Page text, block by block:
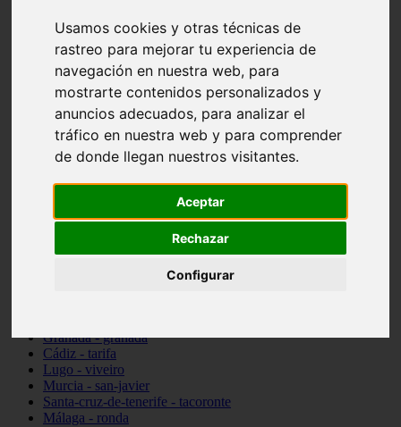
Usamos cookies y otras técnicas de
rastreo para mejorar tu experiencia de
navegación en nuestra web, para
mostrarte contenidos personalizados y
anuncios adecuados, para analizar el
tráfico en nuestra web y para comprender
de donde llegan nuestros visitantes.
Aceptar
Rechazar
Configurar
Madrid - pozuelo-de-alarcón
Teruel - sarrión
Cádiz - algodonales
Illes-balears - inca
Madrid - madrid
Málaga - torremolinos
Asturias - oviedo
Cádiz - el-puerto-de-santa-maría
Asturias - aller
Zaragoza - zaragoza
Valencia - valencia
Granada - granada
Cádiz - tarifa
Lugo - viveiro
Murcia - san-javier
Santa-cruz-de-tenerife - tacoronte
Málaga - ronda